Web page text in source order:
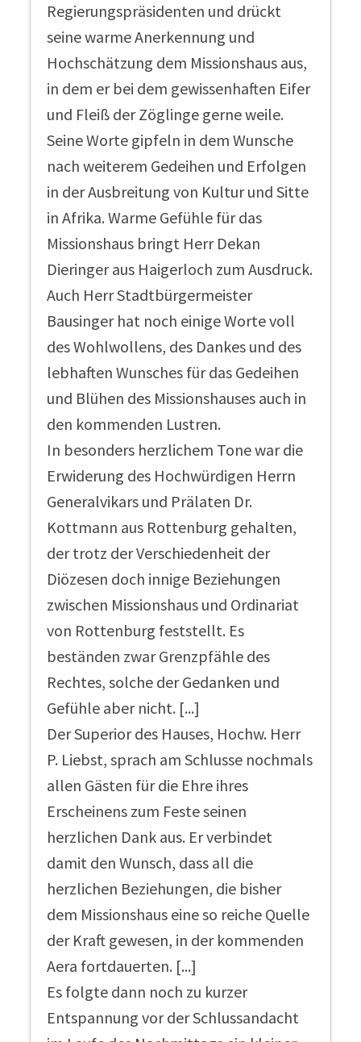
Regierungspräsidenten und drückt
seine warme Anerkennung und
Hochschätzung dem Missionshaus aus,
in dem er bei dem gewissenhaften Eifer
und Fleiß der Zöglinge gerne weile.
Seine Worte gipfeln in dem Wunsche
nach weiterem Gedeihen und Erfolgen
in der Ausbreitung von Kultur und Sitte
in Afrika. Warme Gefühle für das
Missionshaus bringt Herr Dekan
Dieringer aus Haigerloch zum Ausdruck.
Auch Herr Stadtbürgermeister
Bausinger hat noch einige Worte voll
des Wohlwollens, des Dankes und des
lebhaften Wunsches für das Gedeihen
und Blühen des Missionshauses auch in
den kommenden Lustren.
In besonders herzlichem Tone war die
Erwiderung des Hochwürdigen Herrn
Generalvikars und Prälaten Dr.
Kottmann aus Rottenburg gehalten,
der trotz der Verschiedenheit der
Diözesen doch innige Beziehungen
zwischen Missionshaus und Ordinariat
von Rottenburg feststellt. Es
beständen zwar Grenzpfähle des
Rechtes, solche der Gedanken und
Gefühle aber nicht. [...]
Der Superior des Hauses, Hochw. Herr
P. Liebst, sprach am Schlusse nochmals
allen Gästen für die Ehre ihres
Erscheinens zum Feste seinen
herzlichen Dank aus. Er verbindet
damit den Wunsch, dass all die
herzlichen Beziehungen, die bisher
dem Missionshaus eine so reiche Quelle
der Kraft gewesen, in der kommenden
Aera fortdauerten. [...]
Es folgte dann noch zu kurzer
Entspannung vor der Schlussandacht